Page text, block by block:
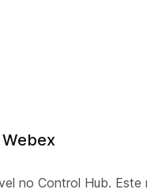
no Control Hub. Este